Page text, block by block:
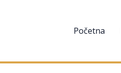
Početna